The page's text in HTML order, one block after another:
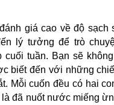
giá cao về độ sạch
lý tưởng để trò
tuần. Bạn sẽ
biết đến với những
Mỗi cuốn đều có hai
đã nuốt nước miếng